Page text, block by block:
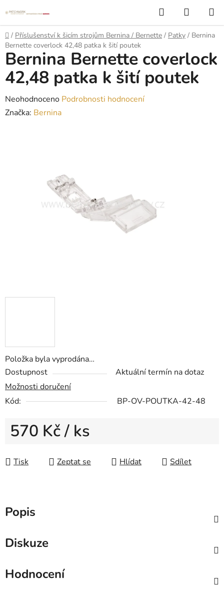
na
obsah
Hledat
KOŠÍK
Domů
/ Příslušenství k šicím strojům Bernina / Bernette / Patky / Bernina
Bernette coverlock 42,48 patka k šití poutek
Položka byla vyprodána…
Dostupnost
Aktuální termín na dotaz
Možnosti doručení
Kód:
BP-OV-POUTKA-42-48
570 Kč/ ks
Tisk
Zeptat se Hlídat Sdílet
Bernina Bernette coverlock
42,48 patka k šití poutek
Průměrné
hodnocení
Neohodnoceno Podrobnosti hodnocení
Značka: Bernina
Popis
Diskuze
Hodnocení